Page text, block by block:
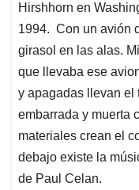
Hirshhorn en
1994. Con un avión
girasol en las alas.
que llevaba ese
y apagadas llevan el
embarrada y muerta
materiales crean el
debajo existe la
de Paul Celan.